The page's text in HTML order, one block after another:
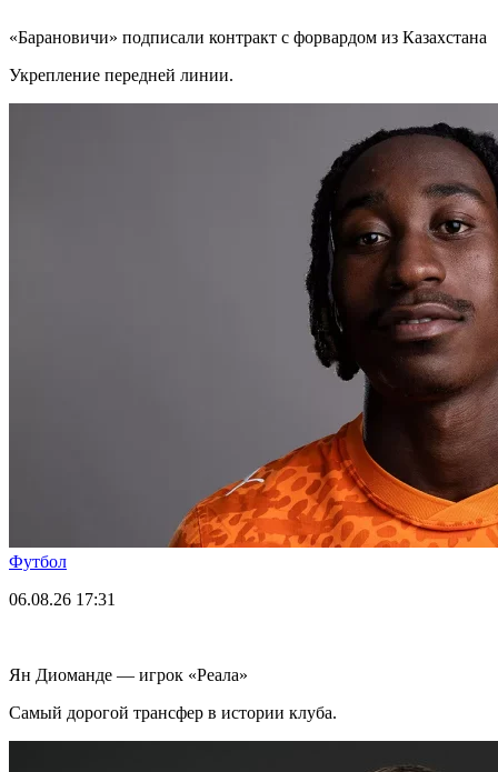
«Барановичи» подписали контракт с форвардом из Казахстана
Укрепление передней линии.
Футбол
06.08.26 17:31
Ян Диоманде — игрок «Реала»
Самый дорогой трансфер в истории клуба.